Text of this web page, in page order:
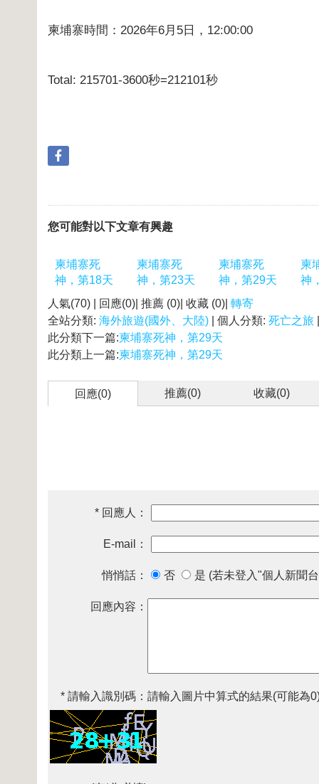
柬埔寨時間：2026年6月5日，12:00:00
Total: 215701-3600秒=212101秒
您可能對以下文章有興趣
柬埔寨死
神，第18天
柬埔寨死
神，第23天
柬埔寨死
神，第29天
柬
神
人氣(70) | 回應(0)| 推薦 (0)| 收藏 (0)| 轉寄
全站分類: 海外旅遊(國外、大陸) | 個人分類: 死亡之旅
此分類下一篇:柬埔寨死神，第29天
此分類上一篇:柬埔寨死神，第29天
回應(0) 推薦(0) 收藏(0)
* 回應人：
E-mail：
悄悄話： 否 是 (若未登入"個人新聞
回應內容：
* 請輸入識別碼： 請輸入圖片中算式的結果(可能為